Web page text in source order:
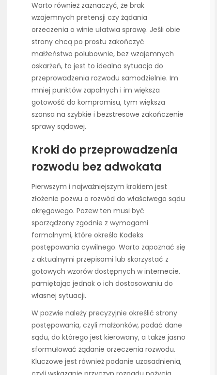
Warto również zaznaczyć, że brak
wzajemnych pretensji czy żądania
orzeczenia o winie ułatwia sprawę. Jeśli obie
strony chcą po prostu zakończyć
małżeństwo polubownie, bez wzajemnych
oskarżeń, to jest to idealna sytuacja do
przeprowadzenia rozwodu samodzielnie. Im
mniej punktów zapalnych i im większa
gotowość do kompromisu, tym większa
szansa na szybkie i bezstresowe zakończenie
sprawy sądowej.
Kroki do przeprowadzenia
rozwodu bez adwokata
Pierwszym i najważniejszym krokiem jest
złożenie pozwu o rozwód do właściwego sądu
okręgowego. Pozew ten musi być
sporządzony zgodnie z wymogami
formalnymi, które określa Kodeks
postępowania cywilnego. Warto zapoznać się
z aktualnymi przepisami lub skorzystać z
gotowych wzorów dostępnych w internecie,
pamiętając jednak o ich dostosowaniu do
własnej sytuacji.
W pozwie należy precyzyjnie określić strony
postępowania, czyli małżonków, podać dane
sądu, do którego jest kierowany, a także jasno
sformułować żądanie orzeczenia rozwodu.
Kluczowe jest również podanie uzasadnienia,